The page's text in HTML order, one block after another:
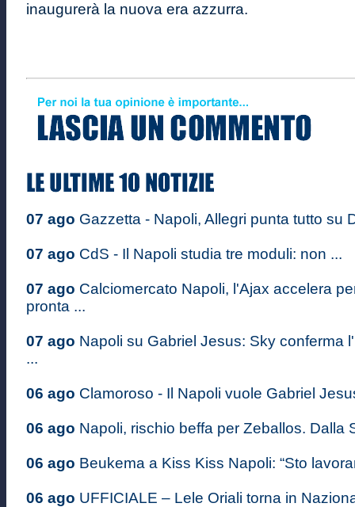
inaugurerà la nuova era azzurra.
07 ago Gazzetta - Napoli, Allegri punta tutto su
07 ago CdS - Il Napoli studia tre moduli: non ...
07 ago Calciomercato Napoli, l'Ajax accelera
pronta ...
07 ago Napoli su Gabriel Jesus: Sky conferma
...
06 ago Clamoroso - Il Napoli vuole Gabriel
06 ago Napoli, rischio beffa per Zeballos. Dalla
06 ago Beukema a Kiss Kiss Napoli: “Sto
06 ago UFFICIALE – Lele Oriali torna in